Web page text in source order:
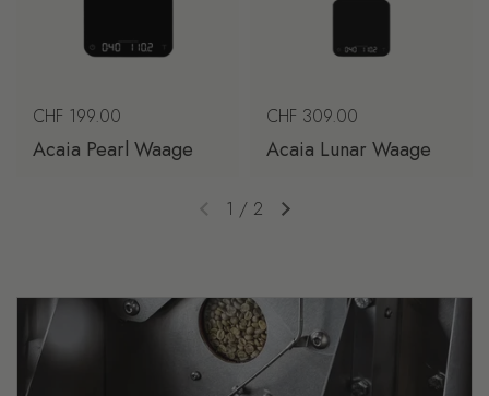
Regulärer Preis
CHF 199.00
Acaia Pearl Waage
Regulärer Preis
CHF 309.00
Acaia Lunar Waage
Vorherige FolieNächste Folie
1 / 2